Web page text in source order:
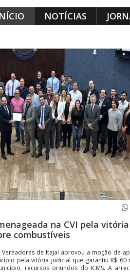
NOTÍCIAS
na CVI pela
combustíveis
Vereadores de Itajaí aprovou a moção de
pela vitória judicial que garantiu R$ 60
recursos oriundos do ICMS. A